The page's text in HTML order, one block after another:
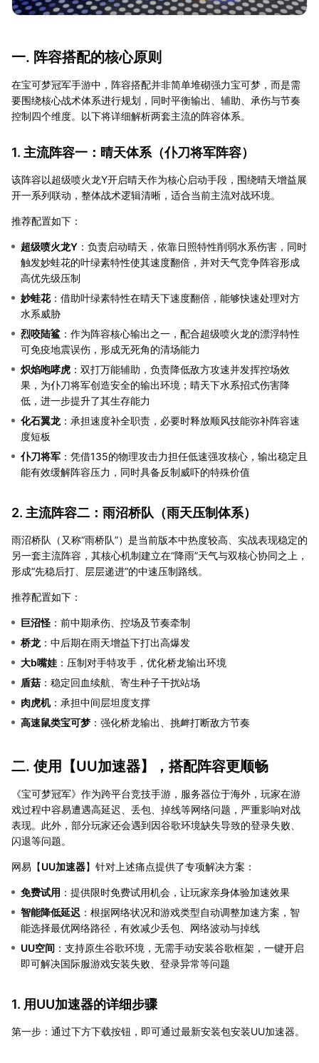
一. 阵容搭配的核心原则
在宝可梦冠军手游中，阵容搭配并非简单堆砌强力宝可梦，而是需
要围绕核心战术体系进行规划，同时平衡输出、辅助、承伤与节奏
控制四个维度。以下将详细解析两套主流的阵容体系。
1. 主流阵容一：晴天体系（仆刀将军阵容）
该阵容以超级喷火龙Y开启晴天作为核心启动手段，围绕晴天增益展
开一系列联动，整体战术逻辑清晰，适合当前主流对战环境。
推荐配置如下：
超级喷火龙Y ：负责启动晴天，依靠日照特性削弱水系伤害，同时
触发妙蛙花的叶绿素特性使其速度翻倍，并对天气竞争阵容形成
高优先级压制
妙蛙花：借助叶绿素特性在晴天下速度翻倍，能够快速处理对方
水系威胁
烈咬陆鲨 ：作为阵容核心输出之一，配合超级喷火龙的漂浮特性
可免疫地震误伤，形成无死角的清场能力
炽焰咆哮虎 ：双打万能辅助，负责降低敌方攻速并发挥控场效
果，为仆刀将军创造安全的输出环境；晴天下水系招式伤害降
低，进一步提升了其生存能力
化石翼龙 ：承担速度补全职责，必要时释放顺风技能弥补阵容速
度短板
仆刀将军 ：凭借135的物理攻击力担任低速强攻核心，输出稳定且
能有效缓解阵容压力，同时具备反制威吓的特殊价值
2. 主流阵容二：雨沼桥队（雨天压制体系）
雨沼桥队（又称“雨桥队”）是当前版本中热度较高、实战表现稳定的
另一套主流阵容，其核心机制建立在“降雨”天气与双核心协同之上，
形成“先稳后打、层层递进”的中速压制路线。
推荐配置如下：
巨沼怪 ：前中期承伤、控场及节奏牵制
桥龙 ：中后期在雨天增益下打出高爆发
大b嘴娃 ：压制对手特攻手，优化桥龙输出环境
盾菇 ：稳定回血续航、寄生种子干扰站场
肉虎机：承担中间层坦度支撑
高速鼠类宝可梦 ：强化桥龙输出、挑衅打断敌方节奏
二. 使用【UU加速器】，搭配阵容更顺畅
《宝可梦冠军》作为跨平台竞技手游，服务器位于海外，玩家在游
戏过程中容易遭遇高延迟、丢包、掉线等网络问题，严重影响对战
表现。此外，部分玩家还会遇到因谷歌环境缺失导致的登录失败、
闪退等问题。
网易【UU加速器】针对上述痛点提供了专项解决方案：
免费试用 ：提供限时免费试用机会，让玩家亲身体验加速效果
智能降低延迟 ：根据网络状况和游戏类型自动调整加速方案，智
能选择最优网络路径，有效减少丢包、网络波动与掉线
UU空间 ：支持原生谷歌环境，无需手动安装谷歌框架，一键开启
即可解决国际服游戏安装失败、登录异常等问题
1. 用UU加速器的详细步骤
第一步：通过下方下载按钮，即可通过最新安装包安装UU加速器。